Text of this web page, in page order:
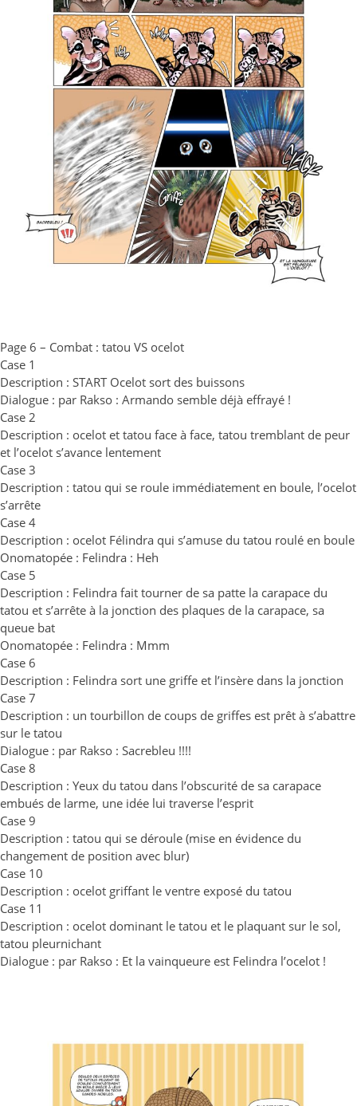
Page 6 – Combat : tatou VS ocelot
Case 1
Description : START Ocelot sort des buissons
Dialogue : par Rakso : Armando semble déjà effrayé !
Case 2
Description : ocelot et tatou face à face, tatou tremblant de peur
et l’ocelot s’avance lentement
Case 3
Description : tatou qui se roule immédiatement en boule, l’ocelot
s’arrête
Case 4
Description : ocelot Félindra qui s’amuse du tatou roulé en boule
Onomatopée : Felindra : Heh
Case 5
Description : Felindra fait tourner de sa patte la carapace du
tatou et s’arrête à la jonction des plaques de la carapace, sa
queue bat
Onomatopée : Felindra : Mmm
Case 6
Description : Felindra sort une griffe et l’insère dans la jonction
Case 7
Description : un tourbillon de coups de griffes est prêt à s’abattre
sur le tatou
Dialogue : par Rakso : Sacrebleu !!!!
Case 8
Description : Yeux du tatou dans l’obscurité de sa carapace
embués de larme, une idée lui traverse l’esprit
Case 9
Description : tatou qui se déroule (mise en évidence du
changement de position avec blur)
Case 10
Description : ocelot griffant le ventre exposé du tatou
Case 11
Description : ocelot dominant le tatou et le plaquant sur le sol,
tatou pleurnichant
Dialogue : par Rakso : Et la vainqueure est Felindra l’ocelot !